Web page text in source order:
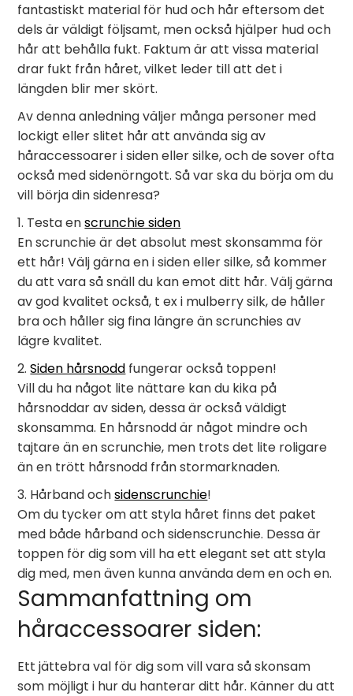
fantastiskt material för hud och hår eftersom det
dels är väldigt följsamt, men också hjälper hud och
hår att behålla fukt. Faktum är att vissa material
drar fukt från håret, vilket leder till att det i
längden blir mer skört.
Av denna anledning väljer många personer med
lockigt eller slitet hår att använda sig av
håraccessoarer i siden eller silke, och de sover ofta
också med sidenörngott. Så var ska du börja om du
vill börja din sidenresa?
1. Testa enscrunchie siden
En scrunchie är det absolut mest skonsamma för
ett hår! Välj gärna en i siden eller silke, så kommer
du att vara så snäll du kan emot ditt hår. Välj gärna
av god kvalitet också, t ex i mulberry silk, de håller
bra och håller sig fina längre än scrunchies av
lägre kvalitet.
2.Siden hårsnodd fungerar också toppen!
Vill du ha något lite nättare kan du kika på
hårsnoddar av siden, dessa är också väldigt
skonsamma. En hårsnodd är något mindre och
tajtare än en scrunchie, men trots det lite roligare
än en trött hårsnodd från stormarknaden.
3. Hårband ochsidenscrunchie!
Om du tycker om att styla håret finns det paket
med både hårband och sidenscrunchie. Dessa är
toppen för dig som vill ha ett elegant set att styla
dig med, men även kunna använda dem en och en.
Sammanfattning om
håraccessoarer siden:
Ett jättebra val för dig som vill vara så skonsam
som möjligt i hur du hanterar ditt hår. Känner du att